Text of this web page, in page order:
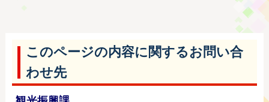
このページの内容に関するお問い合
わせ先